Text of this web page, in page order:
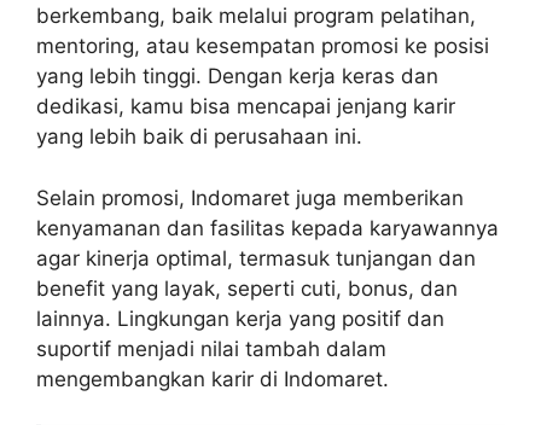
berkembang, baik melalui program pelatihan,
mentoring, atau kesempatan promosi ke posisi
yang lebih tinggi. Dengan kerja keras dan
dedikasi, kamu bisa mencapai jenjang karir
yang lebih baik di perusahaan ini.
Selain promosi, Indomaret juga memberikan
kenyamanan dan fasilitas kepada karyawannya
agar kinerja optimal, termasuk tunjangan dan
benefit yang layak, seperti cuti, bonus, dan
lainnya. Lingkungan kerja yang positif dan
suportif menjadi nilai tambah dalam
mengembangkan karir di Indomaret.